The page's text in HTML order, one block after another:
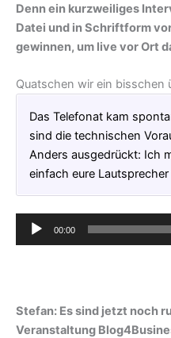
Denn ein kurzweiliges
Datei und in Schriftform
gewinnen, um live vor Ort
Quatschen wir ein bisschen
Das Telefonat kam
sind die technischen
Anders ausgedrückt: Ich
einfach eure
Audio-
00:00
Stefan: Es sind jetzt noch
Veranstaltung